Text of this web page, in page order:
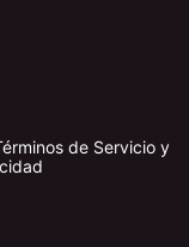
de Servicio y